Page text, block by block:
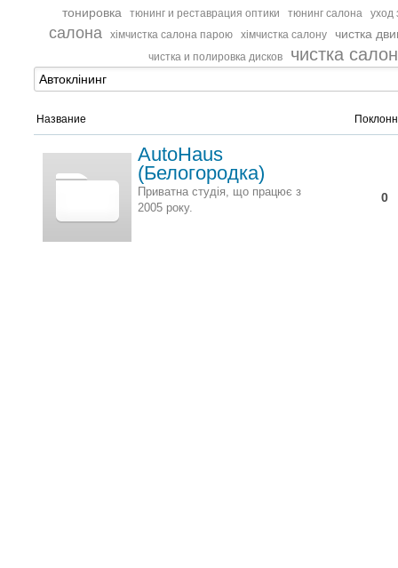
тонировка тюнинг и реставрация оптики тюнинг салона уход
салона хімчистка салона парою хімчистка салону чистка
чистка и полировка дисков чистка
Название
AutoHaus
(Белогородка)
Приватна студія, що працює з
2005 року.
0